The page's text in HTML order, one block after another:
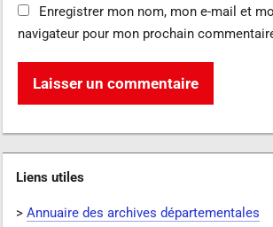
Enregistrer mon nom, mon e-mail et
navigateur pour mon prochain
Liens utiles
>Annuaire des archives départementales